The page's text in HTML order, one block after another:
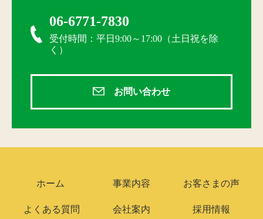
06-6771-7830
受付時間：平日9:00～17:00（土日祝を除
く）
お問い合わせ
ホーム 事業内容 お客さまの声
よくある質問 会社案内 採用情報